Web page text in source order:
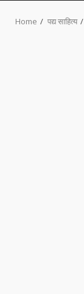
Home पद्य साहित्य